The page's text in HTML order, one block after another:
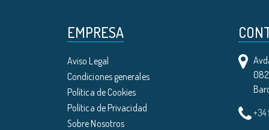
EMPRESA
Aviso Legal
Condiciones generales
Política de Cookies
Política de Privacidad
Sobre Nosotros